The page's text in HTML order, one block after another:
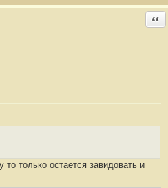
только остается завидовать и